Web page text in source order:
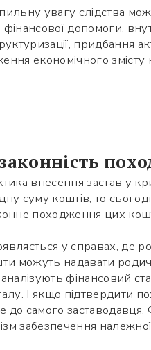
увагу слідства
допомоги,
придбання
економічного
внесення застав у
суму коштів, то
походження цих
у справах, де
можуть надавати
фінансовий
І якщо підтвердити
самого заставодавця.
забезпечення
Використайте
вважати QR-code,